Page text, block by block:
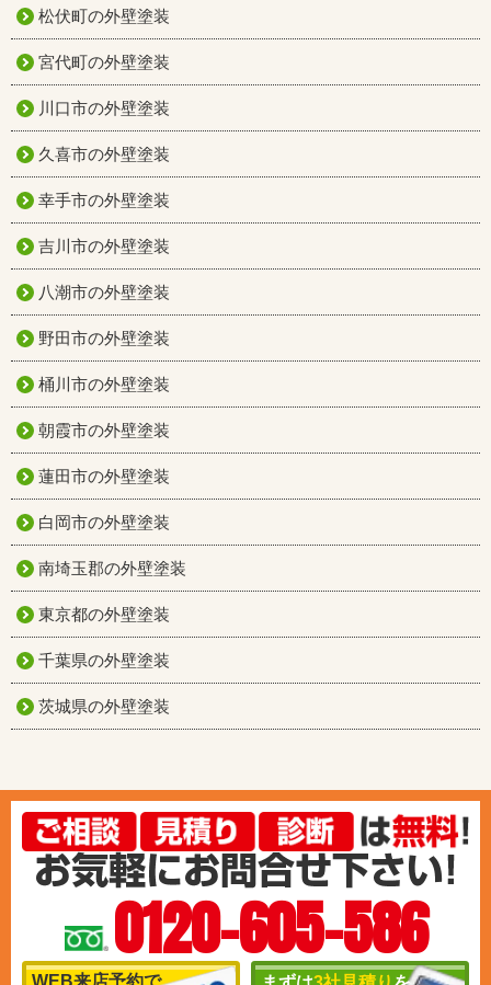
松伏町の外壁塗装
宮代町の外壁塗装
川口市の外壁塗装
久喜市の外壁塗装
幸手市の外壁塗装
吉川市の外壁塗装
八潮市の外壁塗装
野田市の外壁塗装
桶川市の外壁塗装
朝霞市の外壁塗装
蓮田市の外壁塗装
白岡市の外壁塗装
南埼玉郡の外壁塗装
東京都の外壁塗装
千葉県の外壁塗装
茨城県の外壁塗装
0120-605-586
WEB来店予約で